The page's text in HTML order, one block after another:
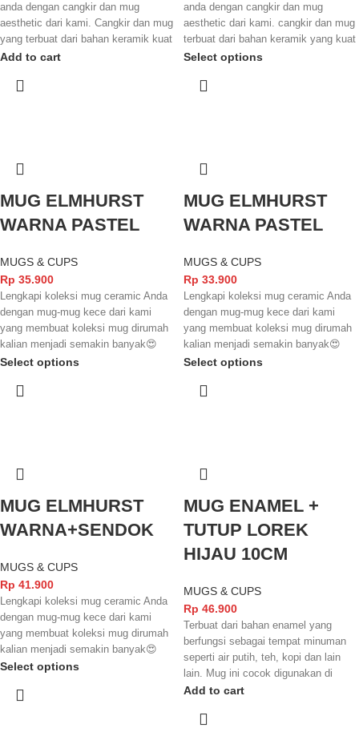
anda dengan cangkir dan mug
aesthetic dari kami. Cangkir dan mug
yang terbuat dari bahan keramik kuat
dengan finishing yang glossy
Add to cart
anda dengan cangkir dan mug
aesthetic dari kami. cangkir dan mug
terbuat dari bahan keramik yang kuat
dengan finishing yang glowsy
Select options
MUG ELMHURST
WARNA PASTEL
MUGS & CUPS
Rp 35.900
Lengkapi koleksi mug ceramic Anda
dengan mug-mug kece dari kami
yang membuat koleksi mug dirumah
kalian menjadi semakin banyak😍
Mug yang terbuat dari bahan keramik
GRADE yang membuatnya semakin
kalian✨
Select options
MUG ELMHURST
WARNA PASTEL
MUGS & CUPS
Rp 33.900
Lengkapi koleksi mug ceramic Anda
dengan mug-mug kece dari kami
yang membuat koleksi mug dirumah
kalian menjadi semakin banyak😍
Mug yang terbuat dari bahan keramik
GRADE yang membuatnya semakin
kalian✨
Select options
MUG ELMHURST
WARNA+SENDOK
MUGS & CUPS
Rp 41.900
Lengkapi koleksi mug ceramic Anda
dengan mug-mug kece dari kami
yang membuat koleksi mug dirumah
kalian menjadi semakin banyak😍
Mug yang terbuat dari bahan keramik
Select options
MUG ENAMEL +
TUTUP LOREK
HIJAU 10CM
MUGS & CUPS
Rp 46.900
Terbuat dari bahan enamel yang
berfungsi sebagai tempat minuman
seperti air putih, teh, kopi dan lain
lain. Mug ini cocok digunakan di
rumah, hotel, resto maupun café.
Add to cart